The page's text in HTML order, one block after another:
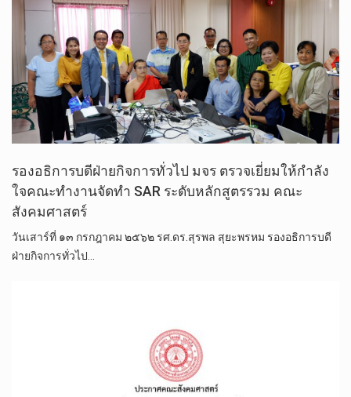
รองอธิการบดีฝ่าย​กิจการ​ทั่วไป​ มจร ตรวจเยี่ยมให้กำลัง
ใจคณะทำงานจัดทำ SAR​ ระดับ​หลักสูตร​รวม คณะ
สังคมศาสตร์​
วันเสาร์​ที่​ ๑๓ กรกฎาคม ๒๕๖๒ รศ.ดร.สุรพล​ สุ​ยะ​พรหม​ รอง​อธิการบดี​
ฝ่าย​กิจการ​ทั่วไป​…